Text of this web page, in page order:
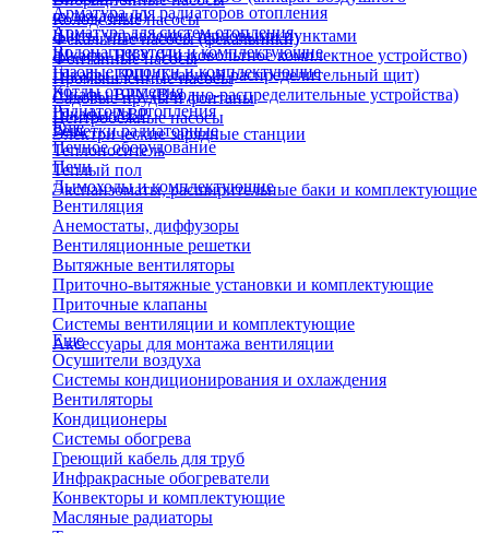
Колодезные насосы
Фекальные насосы (фекальники)
Фонтанные насосы
Промышленные насосы
Садовые пруды и фонтаны
Центробежные насосы
охлаждения)
Щиты управления тепловыми пунктами
Шкафы НКУ (Низковольтное комплектное устройство)
Шкафы ГРЩ (Главный распределительный щит)
Шкафы ВРУ (Вводно-распределительные устройства)
Шкафы АВР
Электрические зарядные станции
Арматура для радиаторов отопления
Арматура для систем отопления
Водонагреватели и комплектующие
Газовые колонки и комплектующие
Котлы отопления
Радиаторы отопления
Решетки радиаторные
Теплоноситель
Теплый пол
Экспанзоматы, расширительные баки и комплектующие
Еще
Печное оборудование
Печи
Дымоходы и комплектующие
Вентиляция
Анемостаты, диффузоры
Вентиляционные решетки
Вытяжные вентиляторы
Приточно-вытяжные установки и комплектующие
Приточные клапаны
Системы вентиляции и комплектующие
Аксессуары для монтажа вентиляции
Еще
Осушители воздуха
Системы кондиционирования и охлаждения
Вентиляторы
Кондиционеры
Системы обогрева
Греющий кабель для труб
Инфракрасные обогреватели
Конвекторы и комплектующие
Масляные радиаторы